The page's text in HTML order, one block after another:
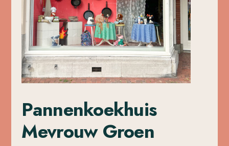
Pannenkoekhuis
Mevrouw Groen